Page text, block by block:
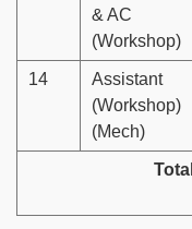
& AC
(Workshop)
14
Assistant
(Workshop)
(Mech)
Total